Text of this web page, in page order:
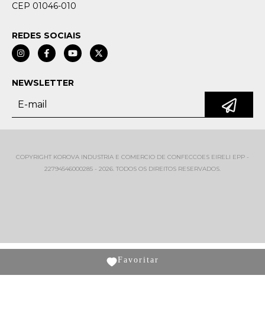
CEP 01046-010
REDES SOCIAIS
NEWSLETTER
COPYRIGHT KOROVA INDUSTRIA E COMERCIO DE CONFECCOES EIRELI EPP -
22794546000285 - 2026. TODOS OS DIREITOS RESERVADOS.